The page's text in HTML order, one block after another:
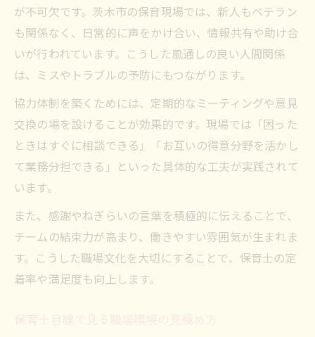
が不可欠です。茨木市の保育現場では、新人もベテラン
も関係なく、日常的に声をかけ合い、情報共有や助け合
いが行われています。こうした風通しの良い人間関係
は、ミスやトラブルの予防にもつながります。
協力体制を築くためには、定期的なミーティングや意見
交換の場を設けることが効果的です。現場では「困った
ときはすぐに相談できる」「お互いの得意分野を活かし
て業務分担できる」といった具体的な工夫が実践されて
います。
また、感謝やねぎらいの言葉を積極的に伝えることで、
チームの結束力が高まり、働きやすい雰囲気が生まれま
す。こうした職場文化を大切にすることで、保育士の定
着率や満足度も向上します。
保育士目線で見る職場環境の見極め方